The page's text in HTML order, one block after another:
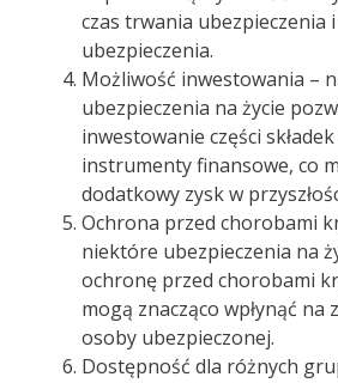
czas trwania ubezpieczenia
ubezpieczenia.
Możliwość inwestowania –
ubezpieczenia na życie
inwestowanie części
instrumenty finansowe, co
dodatkowy zysk w
Ochrona przed chorobami
niektóre ubezpieczenia na
ochronę przed chorobami
mogą znacząco wpłynąć na
osoby ubezpieczonej.
Dostępność dla różnych